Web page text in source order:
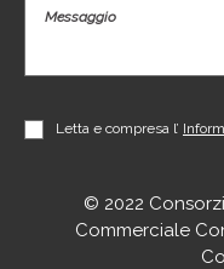
Letta e compresa l’
© 2022
Commerciale